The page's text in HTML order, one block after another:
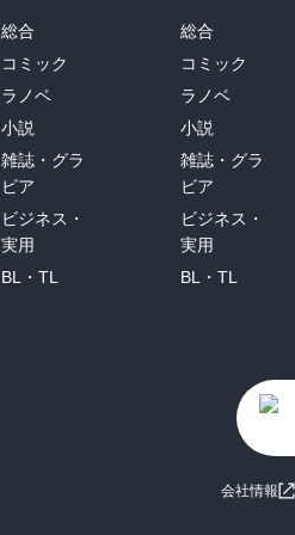
総合
コミック
ラノベ
小説
雑誌・グラ
ビア
ビジネス・
実用
BL・TL
総合
コミック
ラノベ
小説
雑誌・グラ
ビア
ビジネス・
実用
BL・TL
会社情報